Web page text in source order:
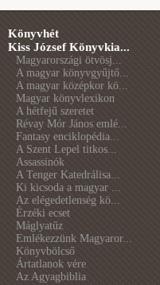
Könyvhét
Kiss József Könyvkia...
Magyarországi ötvösj...
A magyar könyvgyűjtő...
A magyar középkor kö...
Magyar könyvlexikon
A hétfejű szeretet
Révay Mór János emlé...
Fantasy enciklopédia...
A Szent Lepel titkos...
Assassinók
A Tenger Katedrálisa...
Ki kicsoda a magyar ...
Az elégedetlenség kö...
Érzéki ecset
Máglyatűz
Emlékezzünk Magyaror...
Könyvbölcső
Ártatlanok vére
Az Agyagbiblia